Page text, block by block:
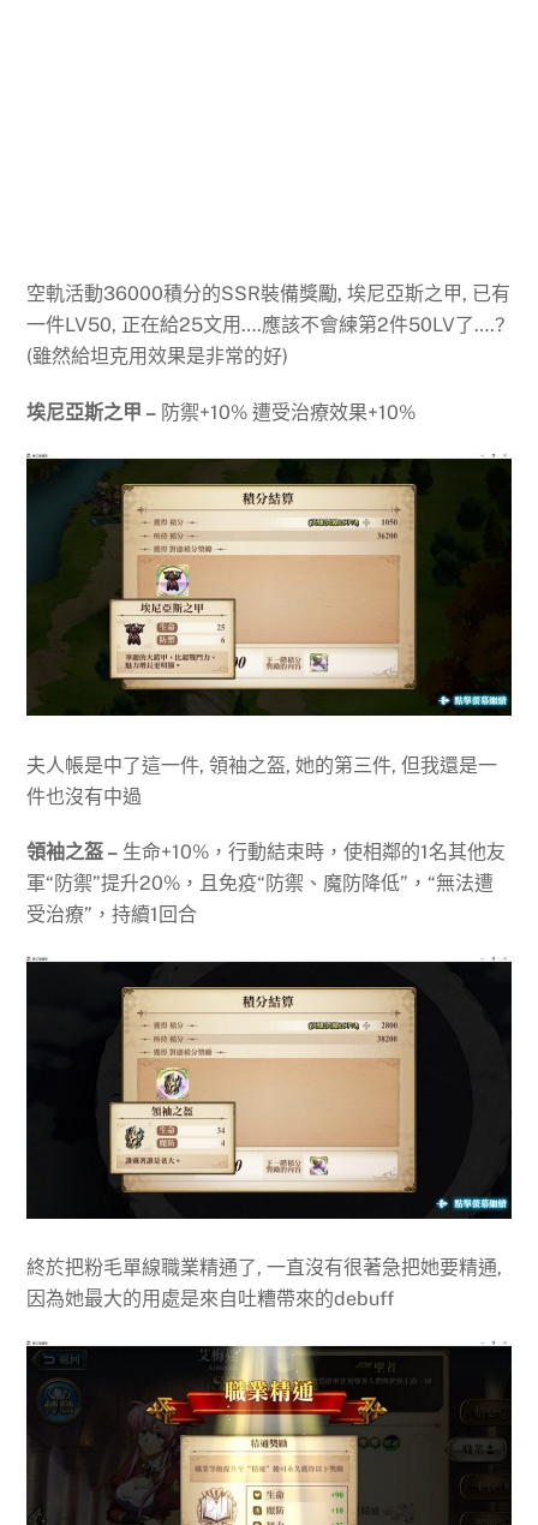
空軌活動36000積分的SSR裝備獎勵, 埃尼亞斯之甲, 已有
一件LV50, 正在給25文用….應該不會練第2件50LV了….?
(雖然給坦克用效果是非常的好)
埃尼亞斯之甲 – 防禦+10% 遭受治療效果+10%
夫人帳是中了這一件, 領袖之盔, 她的第三件, 但我還是一
件也沒有中過
領袖之盔 – 生命+10%，行動結束時，使相鄰的1名其他友
軍“防禦”提升20%，且免疫“防禦、魔防降低”，“無法遭
受治療”，持續1回合
終於把粉毛單線職業精通了, 一直沒有很著急把她要精通,
因為她最大的用處是來自吐糟帶來的debuff